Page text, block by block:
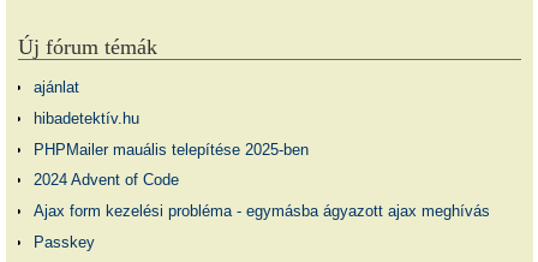
Új fórum témák
ajánlat
hibadetektív.hu
PHPMailer mauális telepítése 2025-ben
2024 Advent of Code
Ajax form kezelési probléma - egymásba ágyazott ajax meghívás
Passkey